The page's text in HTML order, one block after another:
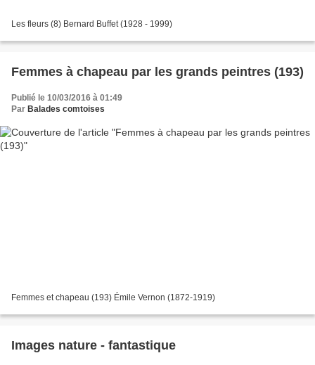
Les fleurs (8) Bernard Buffet (1928 - 1999)
Femmes à chapeau par les grands peintres (193)
Publié le 10/03/2016 à 01:49
Par Balades comtoises
Femmes et chapeau (193) Émile Vernon (1872-1919)
Images nature - fantastique